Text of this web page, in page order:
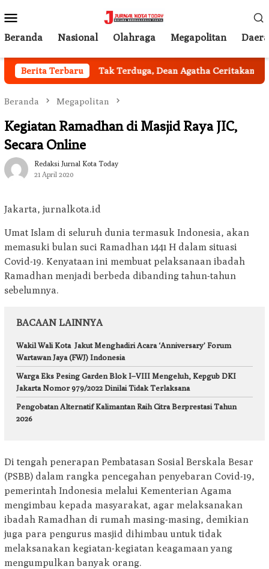
ke
kontenMobile
Beranda Nasional Olahraga Megapolitan
Berita Terbaru
Jakarta Tak Terduga, Dean Agatha Ceritakan
Beranda Megapolitan
Kegiatan Ramadhan di Masjid Raya JIC,
Secara Online
Redaksi Jurnal Kota Today
21 April 2020
Jakarta, jurnalkota.id
Umat Islam di seluruh dunia termasuk Indonesia, akan
memasuki bulan suci Ramadhan 1441 H dalam situasi
Covid-19. Kenyataan ini membuat pelaksanaan ibadah
Ramadhan menjadi berbeda dibanding tahun-tahun
sebelumnya.
BACAAN LAINNYA
Wakil Wali Kota Jakut Menghadiri Acara ‘Anniversary’ Forum
Wartawan Jaya (FWJ) Indonesia
Warga Eks Pesing Garden Blok I–VIII Mengeluh, Kepgub DKI
Jakarta Nomor 979/2022 Dinilai Tidak Terlaksana
Pengobatan Alternatif Kalimantan Raih Citra Berprestasi Tahun
2026
Di tengah penerapan Pembatasan Sosial Berskala Besar
(PSBB) dalam rangka pencegahan penyebaran Covid-19,
pemerintah Indonesia melalui Kementerian Agama
mengimbau kepada masyarakat, agar melaksanakan
ibadah Ramadhan di rumah masing-masing, demikian
juga para pengurus masjid dihimbau untuk tidak
melaksanakan kegiatan-kegiatan keagamaan yang
mengumpulkan banyak orang.